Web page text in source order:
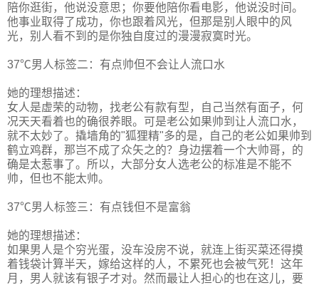
陪你逛街，他说没意思；你要他陪你看电影，他说没时间。
他事业取得了成功，你也跟着风光，但那是别人眼中的风
光，别人看不到的是你独自度过的漫漫寂寞时光。
37℃男人标签二：有点帅但不会让人流口水
她的理想描述：
女人是虚荣的动物，找老公有款有型，自己当然有面子，何
况天天看着也的确很养眼。可是老公如果帅到让人流口水，
就不太妙了。撬墙角的"狐狸精"多的是，自己的老公如果帅到
鹤立鸡群，那岂不成了众矢之的？身边摆着一个大帅哥，的
确是太惹事了。所以，大部分女人选老公的标准是不能不
帅，但也不能太帅。
37℃男人标签三：有点钱但不是富翁
她的理想描述：
如果男人是个穷光蛋，没车没房不说，就连上街买菜还得摸
着钱袋计算半天，嫁给这样的人，不累死也会被气死！这年
月，男人就该有银子才对。然而最让人担心的也在这儿，要